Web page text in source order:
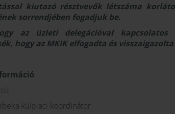
kiutazó résztvevők létszáma
sorrendjében fogadjuk be.
az üzleti delegációval
hogy az MKIK elfogadta és
külpiaci koordinátor